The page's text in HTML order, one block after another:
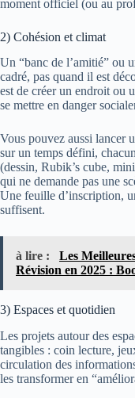
moment officiel (ou au
2) Cohésion et climat
Un “banc de l’amitié” ou
cadré, pas quand il est
est de créer un endroit ou
se mettre en danger
Vous pouvez aussi lancer
sur un temps défini,
(dessin, Rubik’s cube,
qui ne demande pas une
Une feuille d’inscription,
suffisent.
à lire :
Les
Révision en 2025 :
3) Espaces et quotidien
Les projets autour des
tangibles : coin lecture,
circulation des
les transformer en